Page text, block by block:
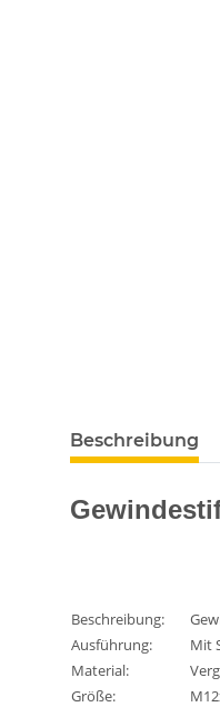
Beschreibung
Beschreibung:
Ausführung:
Mit
Material:
Größe: